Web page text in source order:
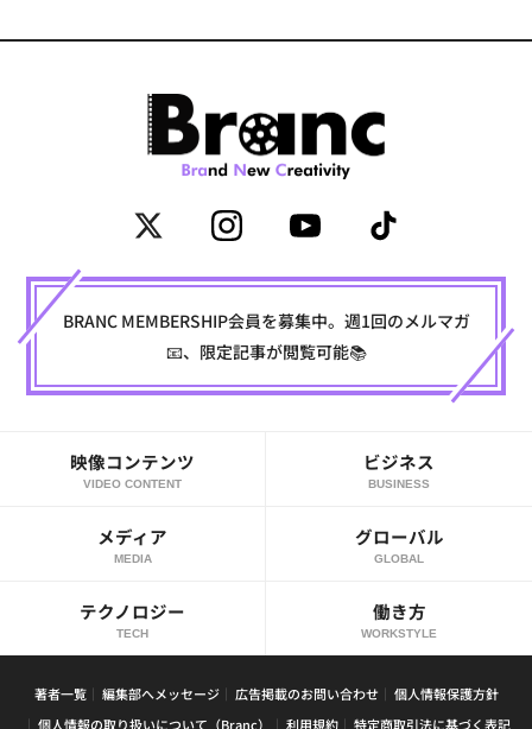
BRANC MEMBERSHIP会員を募集中。週1回のメルマガ
📧、限定記事が閲覧可能📚
映像コンテンツ
VIDEO CONTENT
ビジネス
BUSINESS
メディア
MEDIA
グローバル
GLOBAL
テクノロジー
TECH
働き方
WORKSTYLE
著者一覧 編集部へメッセージ 広告掲載のお問い合わせ
個人情報保護方針
個人情報の取り扱いについて（Branc）
利用規約 特定商取引法に基づく表記